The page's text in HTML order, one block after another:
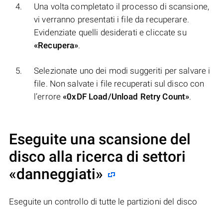
Una volta completato il processo di scansione,
vi verranno presentati i file da recuperare.
Evidenziate quelli desiderati e cliccate su
«Recupera».
Selezionate uno dei modi suggeriti per salvare i
file. Non salvate i file recuperati sul disco con
l’errore«0xDF Load/Unload Retry Count».
Eseguite una scansione del
disco alla ricerca di settori
«danneggiati»
Eseguite un controllo di tutte le partizioni del disco